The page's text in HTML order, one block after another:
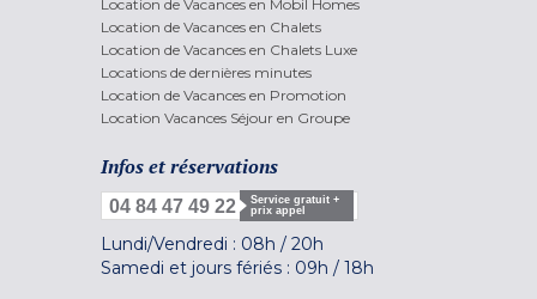
Location de Vacances en Mobil Homes
Location de Vacances en Chalets
Location de Vacances en Chalets Luxe
Locations de dernières minutes
Location de Vacances en Promotion
Location Vacances Séjour en Groupe
Infos et réservations
04 84 47 49 22
Service gratuit +
prix appel
Lundi/Vendredi : 08h / 20h
Samedi et jours fériés : 09h / 18h